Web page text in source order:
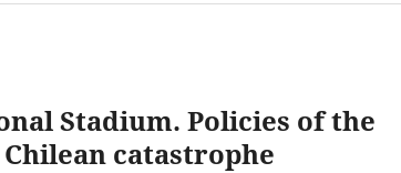
Stadium. Policies of the
catastrophe